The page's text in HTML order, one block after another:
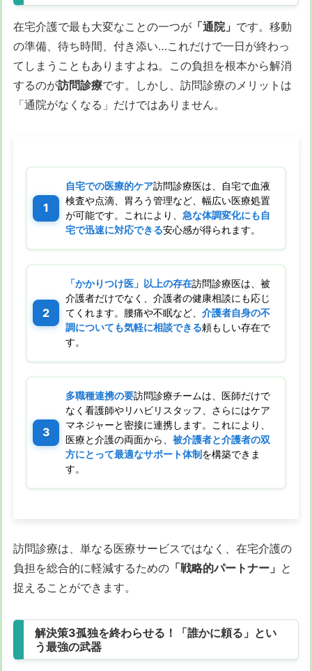
在宅介護で最も大変なことの一つが 「通院」 です。移動
の準備、待ち時間、付き添い…これだけで一日が終わっ
てしまうこともありますよね。この負担を根本から解消
するのが訪問診療です。しかし、訪問診療のメリットは
「通院がなくなる」だけではありません。
自宅での医療的ケア訪問診療医は、自宅で血液
検査や点滴、胃ろう管理など、幅広い医療処置
が可能です。これにより、 急な体調変化にも自
宅で迅速に対応できる安心感が得られます。
「かかりつけ医」以上の存在訪問診療医は、被
介護者だけでなく、介護者の健康相談にも応じ
てくれます。腰痛や不眠など、 介護者自身の不
調についても気軽に相談できる頼もしい存在で
す。
多職種連携の要訪問診療チームは、医師だけで
なく看護師やリハビリスタッフ、さらにはケア
マネジャーと密接に連携します。これにより、
医療と介護の両面から、 被介護者と介護者の双
方にとって最適なサポート体制を構築できま
す。
訪問診療は、単なる医療サービスではなく、在宅介護の
負担を総合的に軽減するための 「戦略的パートナー」 と
捉えることができます。
解決策3孤独を終わらせる！「誰かに頼る」とい
う最強の武器